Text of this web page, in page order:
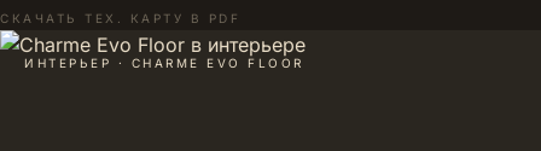
СКАЧАТЬ ТЕХ. КАРТУ В PDF
ИНТЕРЬЕР · CHARME EVO FLOOR